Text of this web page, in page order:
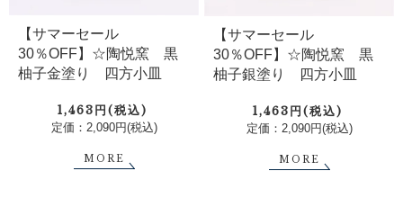
【サマーセール
30％OFF】☆陶悦窯 黒
柚子金塗り 四方小皿
1,463円(税込)
定価：2,090円(税込)
MORE
【サマーセール
30％OFF】☆陶悦窯 黒
柚子銀塗り 四方小皿
1,463円(税込)
定価：2,090円(税込)
MORE